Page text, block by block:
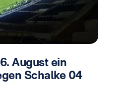
August ein
Schalke 04